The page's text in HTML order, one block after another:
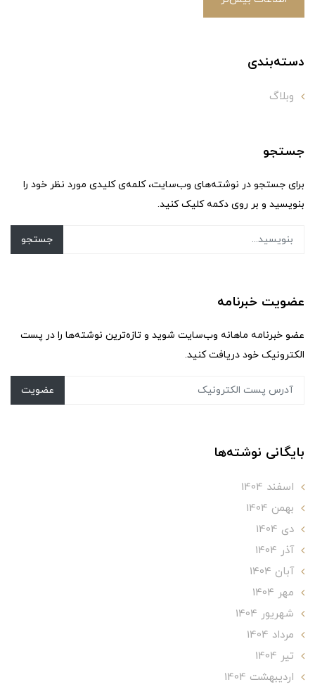
دسته‌بندی
وبلاگ
جستجو
برای جستجو در نوشته‌های وب‌سایت، کلمه‌ی کلیدی مورد نظر خود را
بنویسید و بر روی دکمه کلیک کنید.
جستجو
عضویت خبرنامه
عضو خبرنامه ماهانه وب‌سایت شوید و تازه‌ترین نوشته‌ها را در پست
الکترونیک خود دریافت کنید.
عضویت
بایگانی نوشته‌ها
اسفند 1404
بهمن 1404
دی 1404
آذر 1404
آبان 1404
مهر 1404
شهریور 1404
مرداد 1404
تير 1404
ارديبهشت 1404